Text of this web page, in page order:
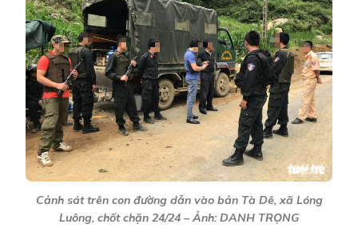
Cảnh sát trên con đường dẫn vào bản Tà Dê, xã Lóng
Luông, chốt chặn 24/24 – Ảnh: DANH TRỌNG